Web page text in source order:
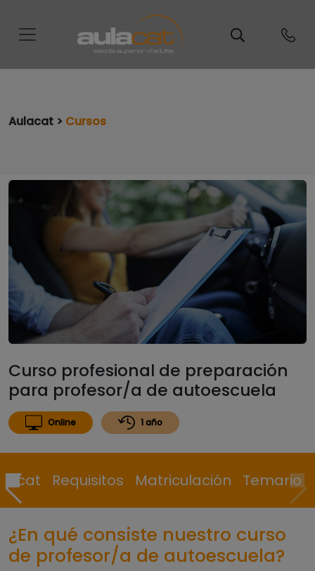
Aulacat > Cursos
Curso profesional de preparación
para profesor/a de autoescuela
Online 1 año
Requisitos Matriculación Temario
¿En qué consiste nuestro curso
de profesor/a de autoescuela?